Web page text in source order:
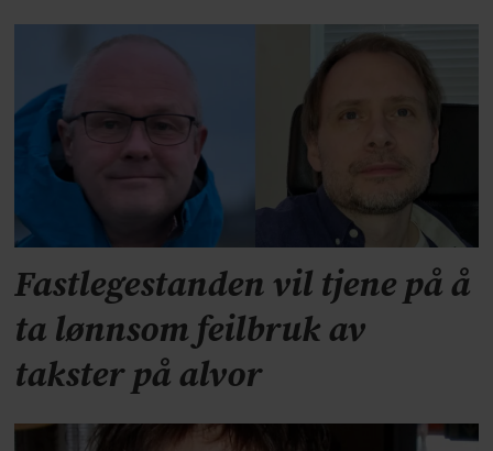
Fastlegestanden vil tjene på å
ta lønnsom feilbruk av
takster på alvor